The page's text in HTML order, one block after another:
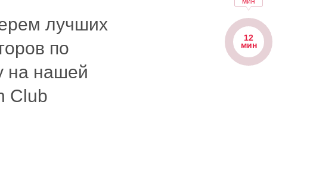
12
мин
лучших
по
на нашей
Club